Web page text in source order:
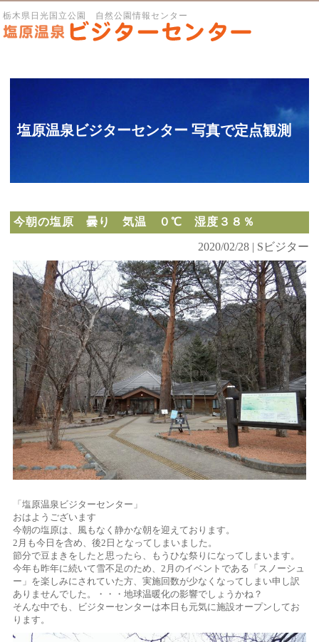
栃木県日光国立公園 自然公園情報センター
塩原温泉ビジターセンター 写真で定点観測
今朝の塩原 曇り 気温 ０℃ 湿度３８％
2020/02/28 | Sビジター
「塩原温泉ビジターセンター」
おはようございます
今朝の塩原は、風もなく静かな朝を迎えております。
2月も今日を含め、後2日となってしまいました。
節分で豆まきをしたと思ったら、もうひな祭りになってしまいます。
今年も昨年に続いて雪不足のため、2月のイベントである「スノーシュ
ー」を楽しみにされていた方、実施回数が少なくなってしまい申し訳
ありませんでした。・・・地球温暖化の影響でしょうかね？
そんな中でも、ビジターセンターは本日も元気に施設オープンしてお
ります。